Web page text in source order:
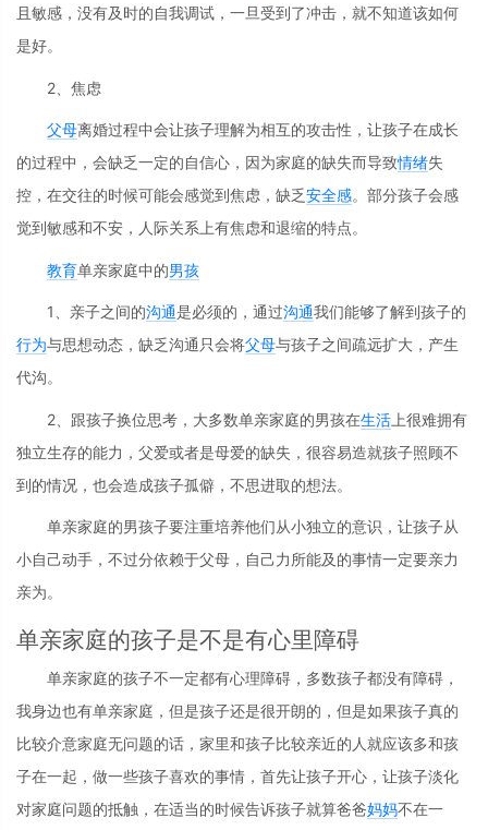
且敏感，没有及时的自我调试，一旦受到了冲击，就不知道该如何
是好。
2、焦虑
父母离婚过程中会让孩子理解为相互的攻击性，让孩子在成长
的过程中，会缺乏一定的自信心，因为家庭的缺失而导致情绪失
控，在交往的时候可能会感觉到焦虑，缺乏安全感。部分孩子会感
觉到敏感和不安，人际关系上有焦虑和退缩的特点。
教育单亲家庭中的男孩
1、亲子之间的沟通是必须的，通过沟通我们能够了解到孩子的
行为与思想动态，缺乏沟通只会将父母与孩子之间疏远扩大，产生
代沟。
2、跟孩子换位思考，大多数单亲家庭的男孩在生活 上很难拥有
独立生存的能力，父爱或者是母爱的缺失，很容易造就孩子照顾不
到的情况，也会造成孩子孤僻，不思进取的想法。
单亲家庭的男孩子要注重培养他们从小独立的意识，让孩子从
小自己动手，不过分依赖于父母，自己力所能及的事情一定要亲力
亲为。
单亲家庭的孩子是不是有心里障碍
单亲家庭的孩子不一定都有心理障碍，多数孩子都没有障碍，
我身边也有单亲家庭，但是孩子还是很开朗的，但是如果孩子真的
比较介意家庭无问题的话，家里和孩子比较亲近的人就应该多和孩
子在一起，做一些孩子喜欢的事情，首先让孩子开心，让孩子淡化
对家庭问题的抵触，在适当的时候告诉孩子就算爸爸妈妈不在一